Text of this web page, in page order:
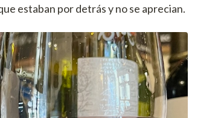
estaban por detrás y no se aprecian.